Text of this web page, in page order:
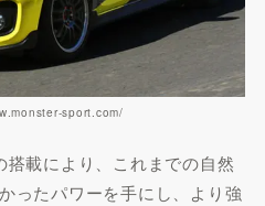
sport.com/
載により、これまでの自然
ったパワーを手にし、より強